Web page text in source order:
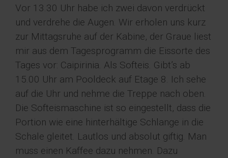
Vor 13.30 Uhr habe ich zwei davon verdrückt
und verdrehe die Augen. Wir erholen uns kurz
zur Mittagsruhe auf der Kabine, der Graue liest
mir aus dem Tagesprogramm die Eissorte des
Tages vor: Caipirinia. Als Softeis. Gibt’s ab
15.00 Uhr am Pooldeck auf Etage 8. Ich sehe
auf die Uhr und nehme die Treppe nach oben.
Die Softeismaschine ist so eingestellt, dass die
Portion wie eine hinterhältige Schlange in die
Schale gleitet. Lautlos und absolut giftig. Man
muss einen Kaffee dazu nehmen. Dazu